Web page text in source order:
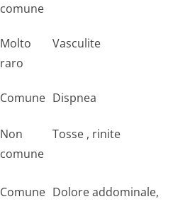
comune
Molto
raro
Vasculite
Comune Dispnea
Non
comune
Tosse , rinite
Comune Dolore addominale,